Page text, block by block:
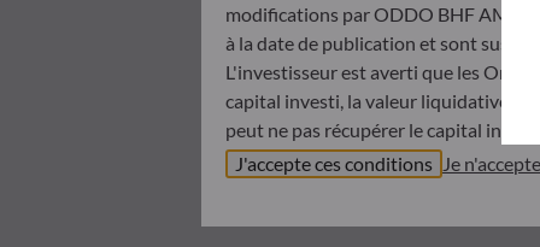
modifications par ODDO BHF AM à
à la date de publication et sont
L'investisseur est averti que les
capital investi, la valeur liquidative
peut ne pas récupérer le capital
Avant de souscrire dans un OPC,
J'accepte ces conditions Je